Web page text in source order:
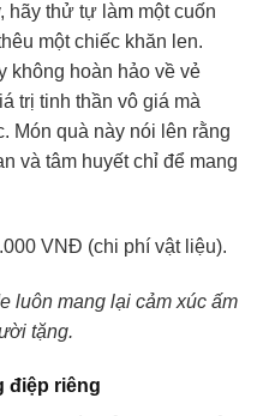
hãy thử tự làm một cuốn
một chiếc khăn len.
không hoàn hảo về vẻ
trị tinh thần vô giá mà
Món quà này nói lên rằng
và tâm huyết chỉ để mang
VNĐ (chi phí vật liệu).
luôn mang lại cảm xúc ấm
tặng.
điệp riêng